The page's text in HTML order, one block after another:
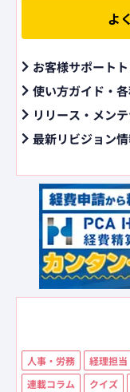
よ
お客様サポート
使い方ガイド・
リリース・メン
最新リビジョン
人事・労務 経理担当
連載コラム
クイズ